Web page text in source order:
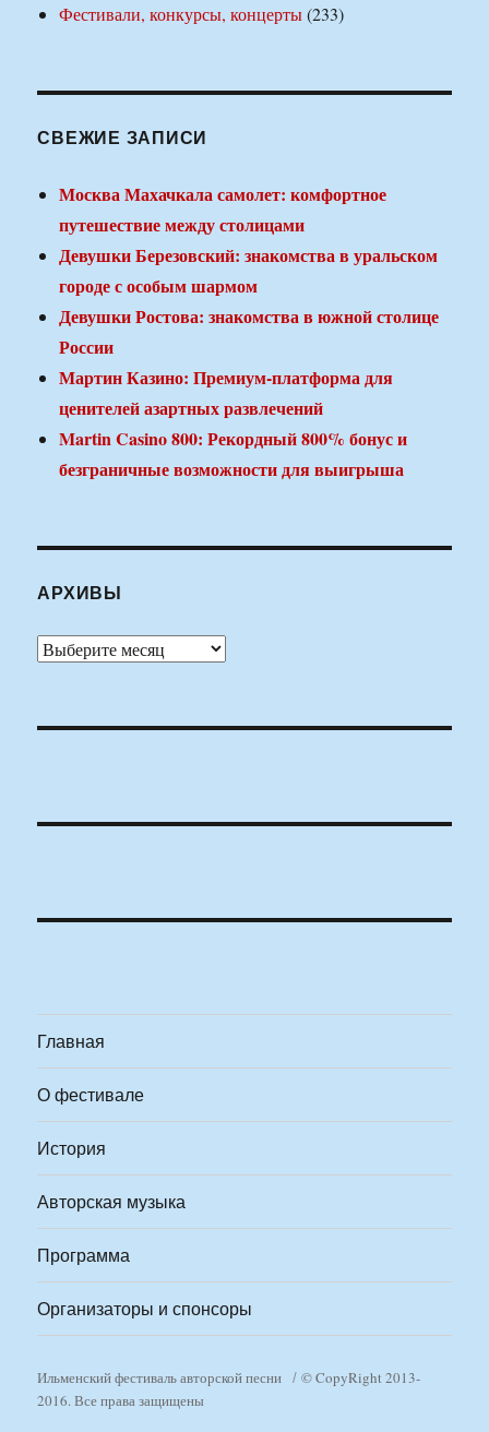
Фестивали, конкурсы, концерты(233)
СВЕЖИЕ ЗАПИСИ
Москва Махачкала самолет: комфортное
путешествие между столицами
Девушки Березовский: знакомства в уральском
городе с особым шармом
Девушки Ростова: знакомства в южной столице
России
Мартин Казино: Премиум-платформа для
ценителей азартных развлечений
Martin Casino 800: Рекордный 800% бонус и
безграничные возможности для выигрыша
АРХИВЫ
Архивы
Главная
О фестивале
История
Авторская музыка
Программа
Организаторы и спонсоры
Ильменский фестиваль авторской песни
© CopyRight 2013-
2016. Все права защищены